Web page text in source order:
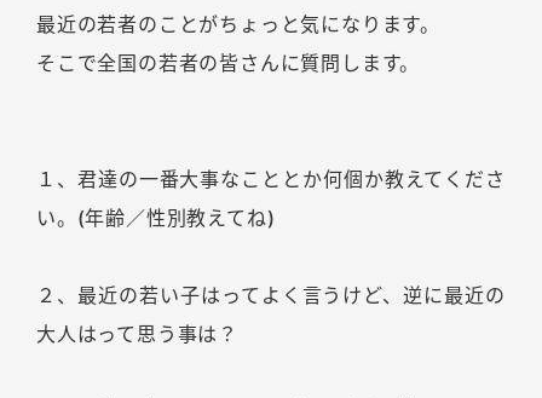
最近の若者のことがちょっと気になります。
そこで全国の若者の皆さんに質問します。
１、君達の一番大事なこととか何個か教えてくださ
い。(年齢／性別教えてね)
２、最近の若い子はってよく言うけど、逆に最近の
大人はって思う事は？